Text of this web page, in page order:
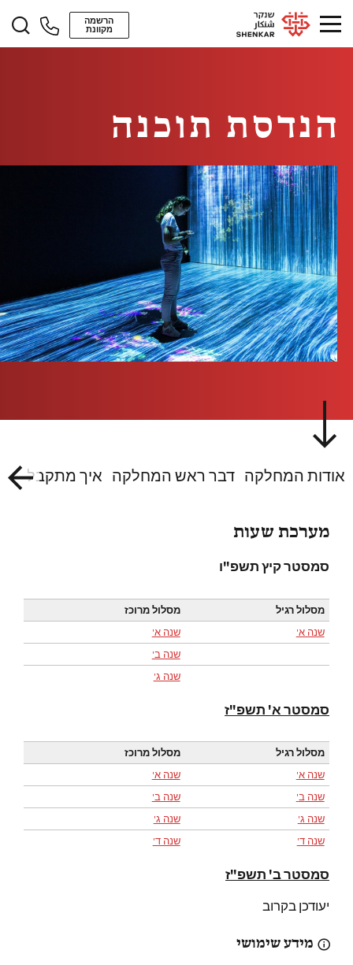
הרשמה
מקוונת
הנדסת תוכנה
אודות המחלקה דבר ראש המחלקה איך מתקבלים
מערכת שעות
סמסטר קיץתשפ"ו
מסלול רגיל
מסלול מרוכז
שנה א'
שנה א'
שנה ב'
שנה ג'
סמסטר א' תשפ"ז
מסלול רגיל
מסלול מרוכז
שנה א'
שנה א'
שנהב'
שנה ב'
שנה ג'
שנה ג'
שנה ד'
שנה ד'
סמסטר ב' תשפ"ז
יעודכן בקרוב
מידע שימושי